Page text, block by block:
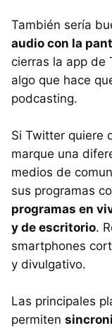
También sería
audio con la
cierras la app de
algo que hace
podcasting.
Si Twitter quiere
marque una
medios de
sus programas
programas en
y de escritorio.
smartphones
y divulgativo.
Las principales
permiten